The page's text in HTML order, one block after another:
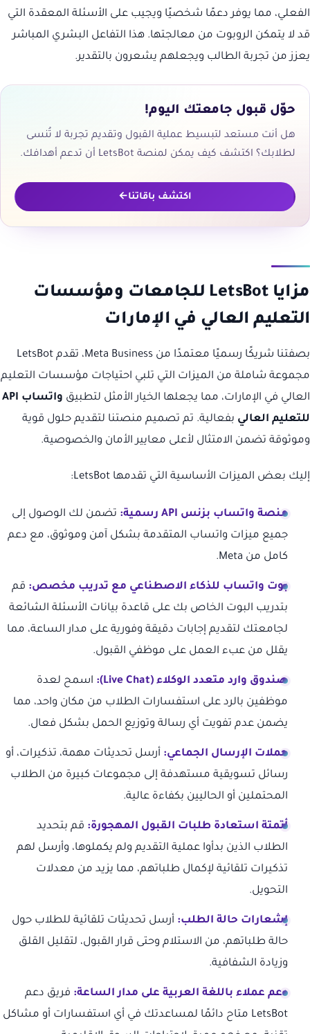
الفعلي، مما يوفر دعمًا شخصيًا ويجيب على الأسئلة المعقدة التي
قد لا يتمكن الروبوت من معالجتها. هذا التفاعل البشري المباشر
يعزز من تجربة الطالب ويجعلهم يشعرون بالتقدير.
حوّل قبول جامعتك اليوم!
هل أنت مستعد لتبسيط عملية القبول وتقديم تجربة لا تُنسى
لطلابك؟ اكتشف كيف يمكن لمنصة LetsBot أن تدعم أهدافك.
اكتشف باقاتنا
مزايا LetsBot للجامعات ومؤسسات
التعليم العالي في الإمارات
بصفتنا شريكًا رسميًا معتمدًا من Meta Business، تقدم LetsBot
مجموعة شاملة من الميزات التي تلبي احتياجات مؤسسات التعليم
العالي في الإمارات، مما يجعلها الخيار الأمثل لتطبيق
واتساب API
للتعليم العالي بفعالية. تم تصميم منصتنا لتقديم حلول قوية
وموثوقة تضمن الامتثال لأعلى معايير الأمان والخصوصية.
إليك بعض الميزات الأساسية التي تقدمها LetsBot:
منصة واتساب بزنس API رسمية:
تضمن لك الوصول إلى
جميع ميزات واتساب المتقدمة بشكل آمن وموثوق، مع دعم
كامل من Meta.
بوت واتساب للذكاء الاصطناعي مع تدريب مخصص: قم
بتدريب البوت الخاص بك على قاعدة بيانات الأسئلة الشائعة
لجامعتك لتقديم إجابات دقيقة وفورية على مدار الساعة، مما
يقلل من عبء العمل على موظفي القبول.
صندوق وارد متعدد الوكلاء (Live Chat):
اسمح لعدة
موظفين بالرد على استفسارات الطلاب من مكان واحد، مما
يضمن عدم تفويت أي رسالة وتوزيع الحمل بشكل فعال.
حملات الإرسال الجماعي: أرسل تحديثات مهمة، تذكيرات، أو
رسائل تسويقية مستهدفة إلى مجموعات كبيرة من الطلاب
المحتملين أو الحاليين بكفاءة عالية.
أتمتة استعادة طلبات القبول المهجورة: قم بتحديد
الطلاب الذين بدأوا عملية التقديم ولم يكملوها، وأرسل لهم
تذكيرات تلقائية لإكمال طلباتهم، مما يزيد من معدلات
التحويل.
إشعارات حالة الطلب: أرسل تحديثات تلقائية للطلاب حول
حالة طلباتهم، من الاستلام وحتى قرار القبول، لتقليل القلق
وزيادة الشفافية.
دعم عملاء باللغة العربية على مدار الساعة: فريق دعم
LetsBot متاح دائمًا لمساعدتك في أي استفسارات أو مشاكل